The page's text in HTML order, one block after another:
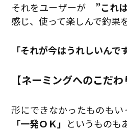
それをユーザーが ”これ
感じ、使って楽しんで釣果
「それが今はうれしいんで
【ネーミングへのこだわ
形にできなかったものもい
「一発ＯＫ」 というものも